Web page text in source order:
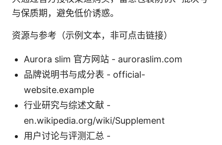
与保质期，避免低价诱惑。
资源与参考（示例文本，非可点击链接）
Aurora slim 官方网站 - auroraslim.com
品牌说明书与成分表 - official-
website.example
行业研究与综述文献 -
en.wikipedia.org/wiki/Supplement
用户讨论与评测汇总 -